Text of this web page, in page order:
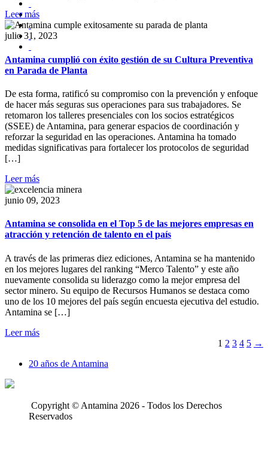
Leer más
julio 31, 2023
Antamina cumplió con éxito gestión de su Cultura Preventiva
en Parada de Planta
De esta forma, ratificó su compromiso con la prevención y enfoque
de hacer más seguras sus operaciones para sus trabajadores. Se
retomaron los talleres presenciales con los socios estratégicos
(SSEE) de Antamina, para generar espacios de coordinación y
reforzar la seguridad en las operaciones. Antamina ha tomado
medidas significativas para fortalecer los protocolos de seguridad
[…]
Leer más
junio 09, 2023
Antamina se consolida en el Top 5 de las mejores empresas en
atracción y retención de talento en el país
A través de las primeras diez ediciones, Antamina se ha mantenido
en los mejores lugares del ranking “Merco Talento” y este año
nuevamente consolida su liderazgo como la mejor empresa del
sector minero. Su equipo de Recursos Humanos se destaca como
uno de los 10 mejores del país según encuesta ejecutiva del estudio.
Antamina se […]
Leer más
1 2 3 4 5 →
20 años de Antamina
Copyright © Antamina 2026 - Todos los Derechos
Reservados